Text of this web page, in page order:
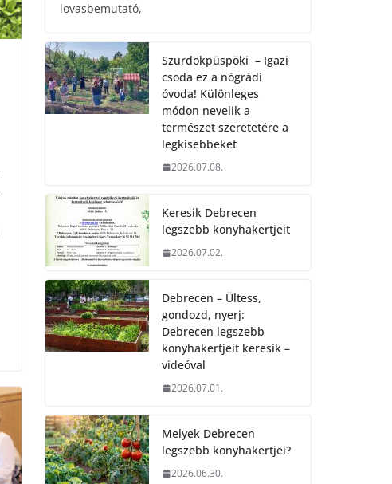
lovasbemutató,
Szurdokpüspöki – Igazi
csoda ez a nógrádi
óvoda! Különleges
módon nevelik a
természet szeretetére a
legkisebbeket
2026.07.08.
Keresik Debrecen
legszebb konyhakertjeit
2026.07.02.
Debrecen – Ültess,
gondozd, nyerj:
Debrecen legszebb
konyhakertjeit keresik –
videóval
2026.07.01.
Melyek Debrecen
legszebb konyhakertjei?
2026.06.30.